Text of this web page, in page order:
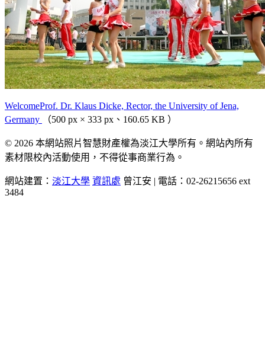
WelcomeProf. Dr. Klaus Dicke, Rector, the University of Jena,
Germany
（500 px × 333 px、160.65 KB ）
© 2026 本網站照片智慧財產權為淡江大學所有。網站內所有
素材限校內活動使用，不得從事商業行為。
網站建置： 淡江大學 資訊處 曾江安 | 電話：02-26215656 ext
3484